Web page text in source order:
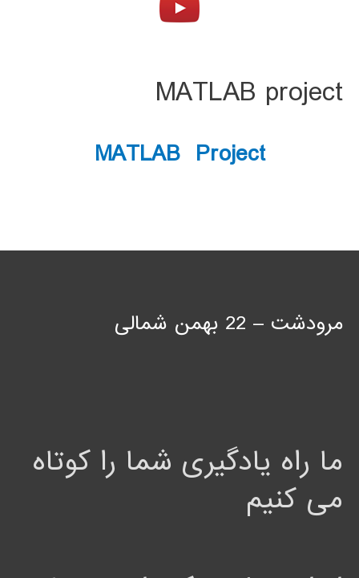
MATLAB project
MATLAB Project
مرودشت – 22 بهمن شمالی
ما راه یادگیری شما را کوتاه
می کنیم